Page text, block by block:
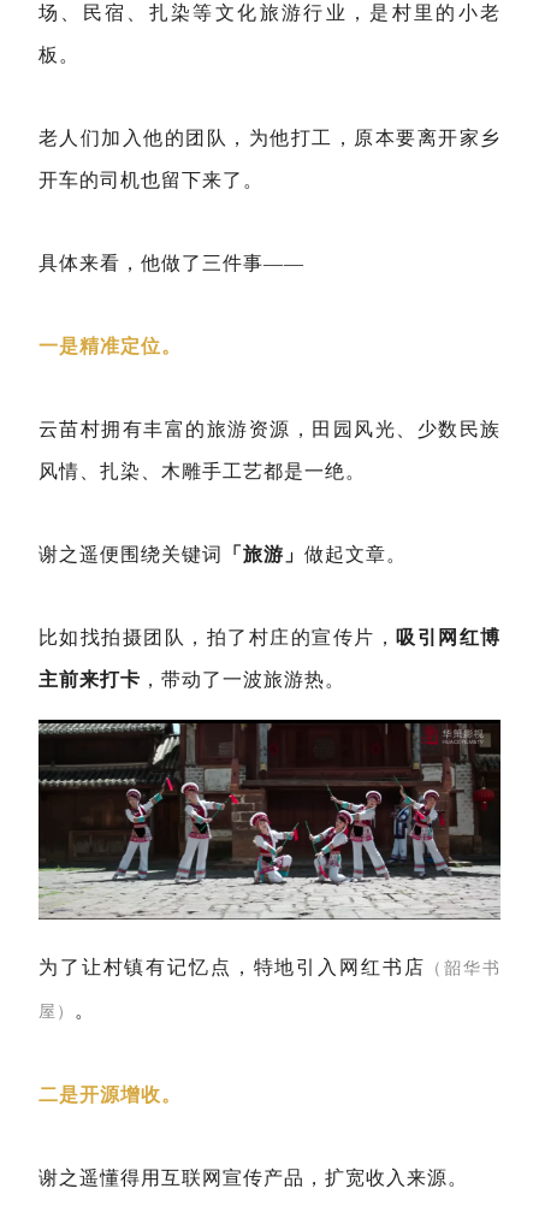
场、民宿、扎染等文化旅游行业，是村里的小老
板。
老人们加入他的团队，为他打工，原本要离开家乡
开车的司机也留下来了。
具体来看，他做了三件事——
一是精准定位。
云苗村拥有丰富的旅游资源，田园风光、少数民族
风情、扎染、木雕手工艺都是一绝。
谢之遥便围绕关键词 「旅游」 做起文章。
比如找拍摄团队，拍了村庄的宣传片， 吸引网红博
主前来打卡 ，带动了一波旅游热。
为了让村镇有记忆点，特地引入网红书店 （韶华书
屋） 。
二是开源增收。
谢之遥懂得用互联网宣传产品，扩宽收入来源。